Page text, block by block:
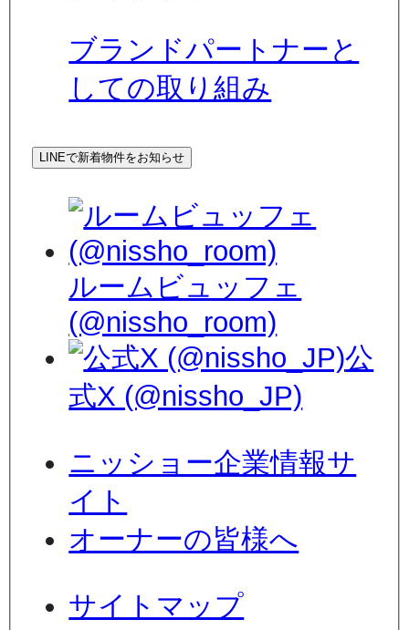
ブランドパートナーと
しての取り組み
LINEで新着物件をお知らせ
ルームビュッフェ
(@nissho_room)
公
式X (@nissho_JP)
ニッショー企業情報サ
イト
オーナーの皆様へ
サイトマップ